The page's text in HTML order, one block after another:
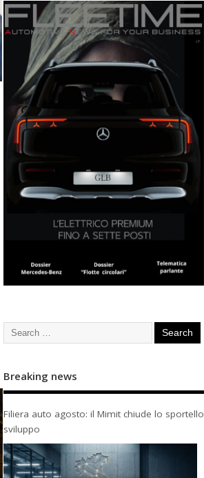
Breaking news
Filiera auto agosto: il Mimit chiude lo sportello
sviluppo